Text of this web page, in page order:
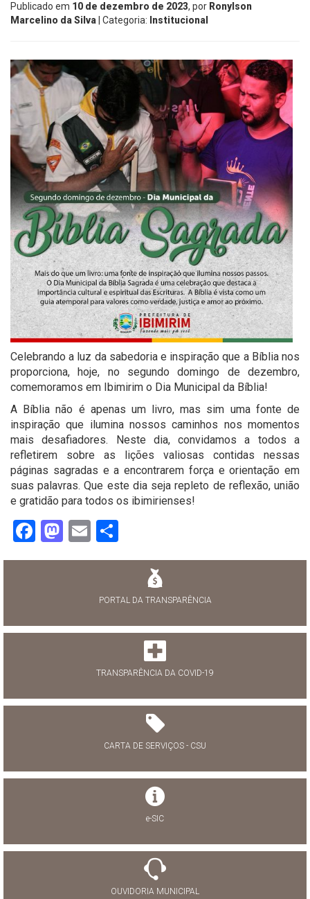
Publicado em 10 de dezembro de 2023, por Ronylson
Marcelino da Silva | Categoria: Institucional
Celebrando a luz da sabedoria e inspiração que a Bíblia nos
proporciona, hoje, no segundo domingo de dezembro,
comemoramos em Ibimirim o Dia Municipal da Bíblia!
A Bíblia não é apenas um livro, mas sim uma fonte de
inspiração que ilumina nossos caminhos nos momentos
mais desafiadores. Neste dia, convidamos a todos a
refletirem sobre as lições valiosas contidas nessas
páginas sagradas e a encontrarem força e orientação em
suas palavras. Que este dia seja repleto de reflexão, união
e gratidão para todos os ibimirienses!
Facebook
Mastodon
Email
PORTAL DA TRANSPARÊNCIA
TRANSPARÊNCIA DA COVID-19
CARTA DE SERVIÇOS - CSU
e-SIC
OUVIDORIA MUNICIPAL